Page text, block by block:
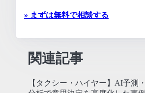
» まずは無料で相談する
関連記事
【タクシー・ハイヤー】AI予測・